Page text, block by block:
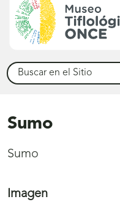
Buscar
Sumo
Sumo
Imagen